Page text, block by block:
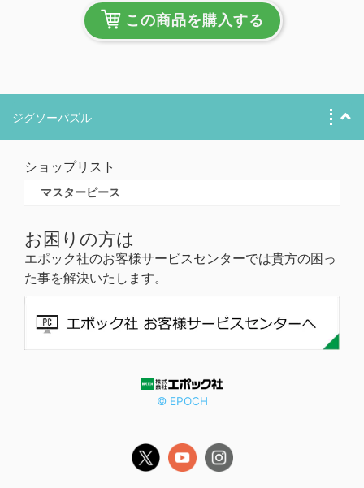
この商品を購入する
ジグソーパズル
ショップリスト
マスターピース
お困りの方は
エポック社のお客様サービスセンターでは貴方の困っ
た事を解決いたします。
© EPOCH